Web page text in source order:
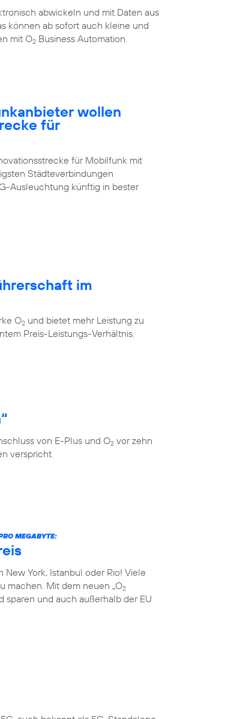
abwickeln und mit Daten aus
können ab sofort auch kleine und
mit O2 Business Automation.
wollen
für
für Mobilfunk mit
Städteverbindungen
Ausleuchtung künftig in bester
im
O2 und bietet mehr Leistung zu
Preis-Leistungs-Verhältnis.
von E-Plus und O2 vor zehn
verspricht.
MEGABYTE:
York, Istanbul oder Rio! Viele
machen. Mit dem neuen „O2
sparen und auch außerhalb der EU